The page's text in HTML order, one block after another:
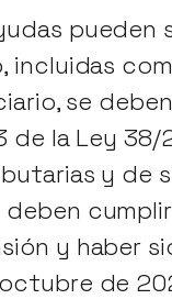
pueden
incluidas
se
la Ley
y de
y haber
de